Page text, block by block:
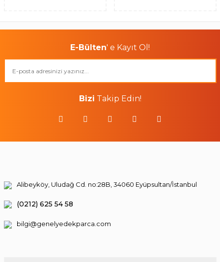
E-Bülten' e Kayıt Ol!
Bizi Takip Edin!
Alibeyköy, Uludağ Cd. no:28B, 34060 Eyüpsultan/İstanbul
(0212) 625 54 58
bilgi@genelyedekparca.com